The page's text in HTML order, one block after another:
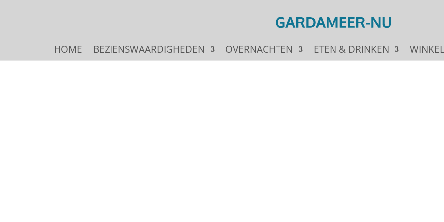
HOME BEZIENSWAARDIGHEDEN OVERNACHTEN ETEN & DRINKEN